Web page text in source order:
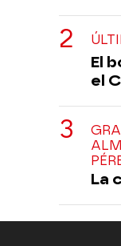
El
el
La